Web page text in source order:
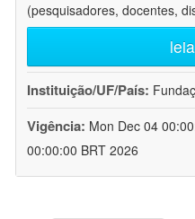
(pesquisadores, docentes,
Instituição/UF/País:
Vigência: Mon Dec 04
00:00:00 BRT 2026